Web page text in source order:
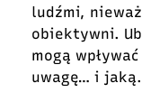
ludźmi,
obiektywni.
mogą
uwagę… i jaką.